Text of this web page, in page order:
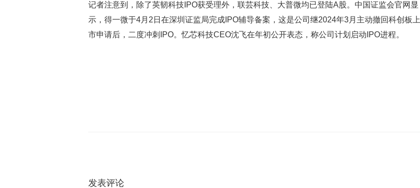
记者注意到，除了英韧科技IPO获受理外，联芸科技、大普微均已登陆A股。中国证监会官网显
示，得一微于4月2日在深圳证监局完成IPO辅导备案，这是公司继2024年3月主动撤回科创板上
市申请后，二度冲刺IPO。忆芯科技CEO沈飞在年初公开表态，称公司计划启动IPO进程。
发表评论